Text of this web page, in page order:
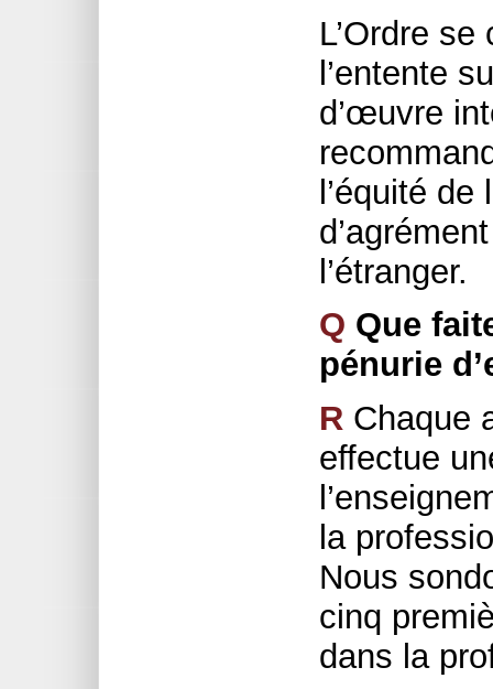
L’Ordre
l’entente
d’œuvre
l’équité de
l’étranger.
Q Que
pénurie
R Chaque
effectue
la
Nous
cinq
dans la